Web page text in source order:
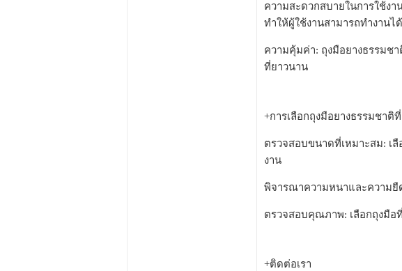
ความสะดวกสบายในการใช้ง
ทำให้ผู้ใช้งานสามารถทำงานไ
ความคุ้มค่า: ถุงมือยางธรรมช
ที่ยาวนาน
+การเลือกถุงมือยางธรรมชาติ
ตรวจสอบขนาดที่เหมาะสม: เ
งาน
พิจารณาความหนาและความยื
ตรวจสอบคุณภาพ: เลือกถุงมื
+ติดต่อเรา